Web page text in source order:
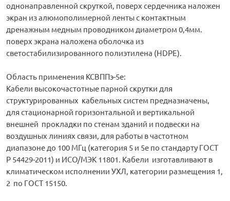
однонаправленной скруткой, поверх сердечника наложен
экран из алюмополимерной ленты с контактным
дренажным медным проводником диаметром 0,4мм.
поверх экрана наложена оболочка из
светостабилизированного полиэтилена (HDPE).
Область применения КСВППэ-5е:
Кабели высокочастотные парной скрутки для
структурированных кабельных систем предназначены,
для стационарной горизонтальной и вертикальной
внешней прокладки по стенам зданий и подвески на
воздушных линиях связи, для работы в частотном
диапазоне до 100 МГц (категория 5 и 5е по стандарту ГОСТ
Р 54429-2011) и ИСО/МЭК 11801. Кабели изготавливают в
климатическом исполнении УХЛ, категории размещения 1,
2 по ГОСТ 15150.